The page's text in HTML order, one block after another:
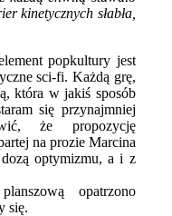
kinetycznych słabła,
popkultury jest
sci-fi. Każdą grę,
która w jakiś sposób
się przynajmniej
że propozycję
na prozie Marcina
optymizmu, a i z
opatrzono
się.